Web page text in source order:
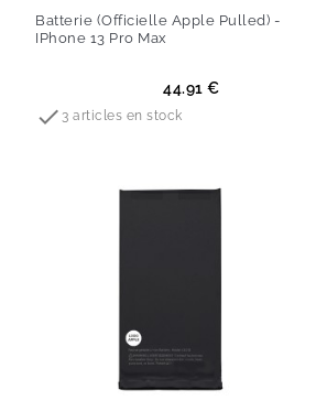
Batterie (Officielle Apple Pulled) -
IPhone 13 Pro Max
44.91 €
 3 articles en stock